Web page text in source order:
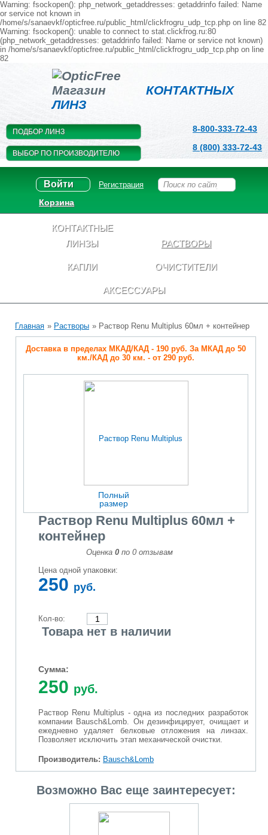
Warning: fsockopen(): php_network_getaddresses: getaddrinfo failed: Name
or service not known in
/home/s/sanaevkf/opticfree.ru/public_html/clickfrogru_udp_tcp.php on line 82
Warning: fsockopen(): unable to connect to stat.clickfrog.ru:80
(php_network_getaddresses: getaddrinfo failed: Name or service not known)
in /home/s/sanaevkf/opticfree.ru/public_html/clickfrogru_udp_tcp.php on line
82
Магазин КОНТАКТНЫХ
ЛИНЗ
ПОДБОР ЛИНЗ
ВЫБОР ПО ПРОИЗВОДИТЕЛЮ
8-800-333-72-43
8 (800) 333-72-43
Войти Регистрация
Корзина
КОНТАКТНЫЕ
ЛИНЗЫ
РАСТВОРЫ
КАПЛИ ОЧИСТИТЕЛИ
АКСЕССУАРЫ
Главная » Растворы » Раствор Renu Multiplus 60мл + контейнер
Доставка в пределах МКАД/КАД - 190 руб. За МКАД до 50
км./КАД до 30 км. - от 290 руб.
Полный
размер
Раствор Renu Multiplus 60мл +
контейнер
Оценка 0 по 0 отзывам
Цена одной упаковки:
250 руб.
Кол-во:
Товара нет в наличии
Сумма:
250 руб.
Раствор Renu Multiplus - одна из последних разработок
компании Bausch&Lomb. Он дезинфицирует, очищает и
ежедневно удаляет белковые отложения на линзах.
Позволяет исключить этап механической очистки.
Производитель: Bausch&Lomb
Возможно Вас еще заинтересует: